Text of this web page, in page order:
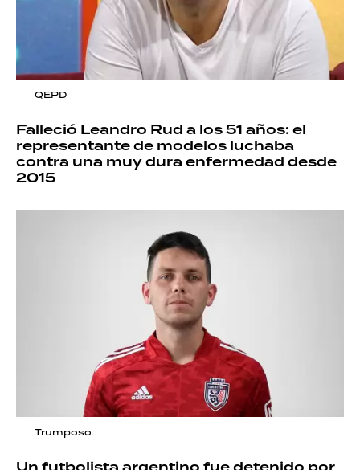
QEPD
Falleció Leandro Rud a los 51 años: el
representante de modelos luchaba
contra una muy dura enfermedad desde
2015
Trumposo